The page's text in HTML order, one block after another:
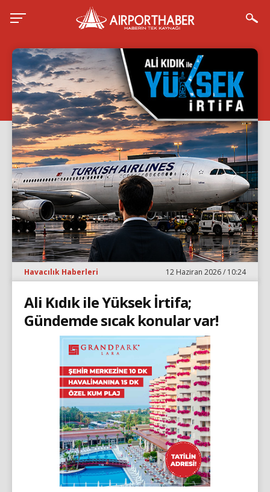
Havacılık Haberleri 12 Haziran 2026 / 10:24
Ali Kıdık ile Yüksek İrtifa;
Gündemde sıcak konular var!